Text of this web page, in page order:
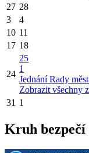
27 28
3
4
10 11
17 18
24
25
1
Jednání Rady
Zobrazit všechny
31 1
Kruh bezpečí